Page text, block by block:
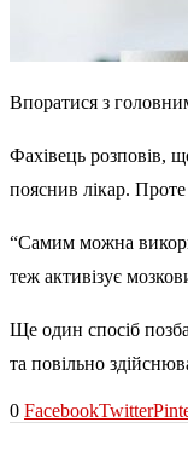
Впоратися з
Фахівець розповів,
пояснив лікар.
“Самим можна
теж активізує
Ще один спосіб
та повільно
0 FacebookTwitter